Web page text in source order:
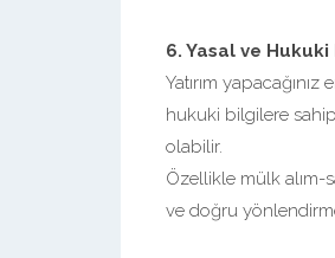
6. Yasal ve
Yatırım
hukuki bilgilere sahip
olabilir.
Özellikle mülk alım-
ve doğru